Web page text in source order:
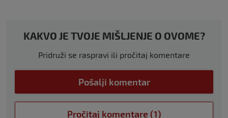
KAKVO JE TVOJE MIŠLJENJE O OVOME?
Pridruži se raspravi ili pročitaj komentare
Pošalji komentar
Pročitaj komentare (1)